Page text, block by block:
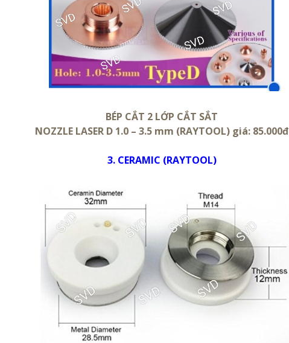
BÉP CẮT 2 LỚP CẮT SẮT
NOZZLE LASER D 1.0 – 3.5 mm (RAYTOOL) giá: 85.000đ
3. CERAMIC (RAYTOOL)